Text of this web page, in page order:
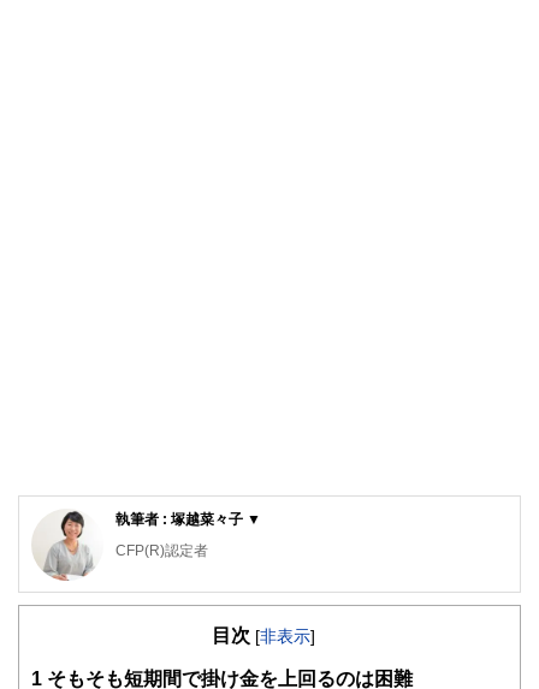
執筆者 : 塚越菜々子 ▼
CFP(R)認定者
1級ファイナンシャル・プランニング技能士
『ママスマ・マネープログラム』主催
づくりのサポート。保険や金融商品の販売を一切せず、働く
目次 [非表示]
1 そもそも短期間で掛け金を上回るのは困難